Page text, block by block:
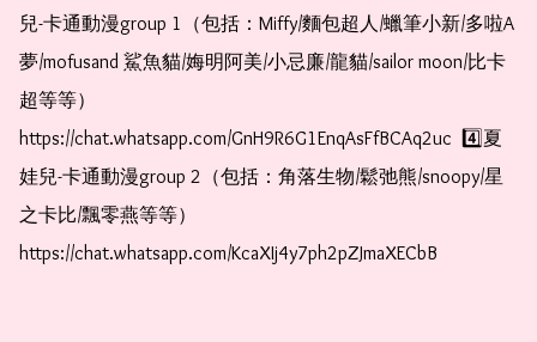
兒-卡通動漫group 1（包括：Miffy/麵包超人/蠟筆小新/多啦A
夢/mofusand 鯊魚貓/娒明阿美/小忌廉/龍貓/sailor moon/比卡
超等等）
https://chat.whatsapp.com/GnH9R6G1EnqAsFfBCAq2uc  4️⃣夏
娃兒-卡通動漫group 2（包括：角落生物/鬆弛熊/snoopy/星
之卡比/飄零燕等等）
https://chat.whatsapp.com/KcaXIj4y7ph2pZJmaXECbB